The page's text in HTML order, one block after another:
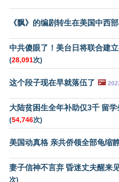
《飘》的编剧转生在美国中西部
中共傻眼了！美台日将联合建
(28,091次)
这个段子现在早就落伍了 🖼️
大陆贫困生全年补助仅3千 留
(54,746次)
美国动真格 亲共侨领全部龟缩
妻子信神不言弃 昏迷丈夫醒来
次)